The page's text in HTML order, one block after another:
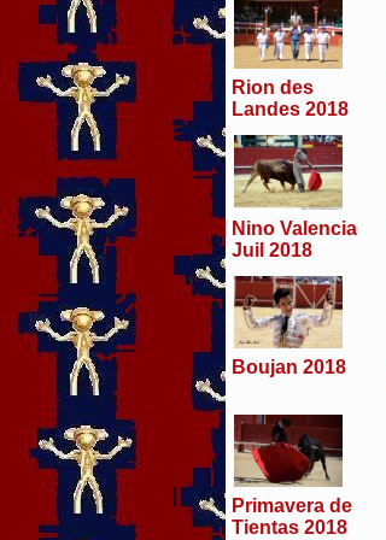
Rion des
Landes 2018
Nino Valencia
Juil 2018
Boujan 2018
Primavera de
Tientas 2018